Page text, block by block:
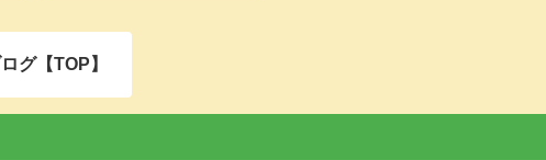
グ【TOP】